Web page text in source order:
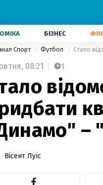
БІЗНЕС
Спорт Футбол Стало
08:21 1
–
Вісент Луїс